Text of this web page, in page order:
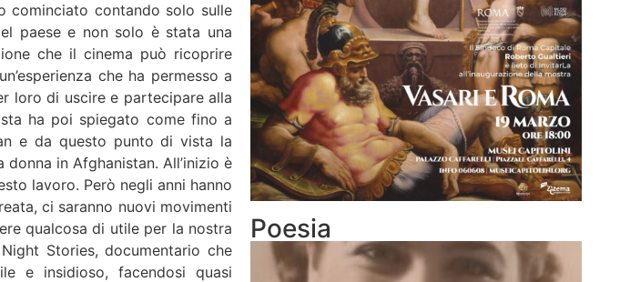
cominciato contando solo sulle
paese e non solo è stata una
che il cinema può ricoprire
che ha permesso a
loro di uscire e partecipare alla
ha poi spiegato come fino a
e da questo punto di vista la
in Afghanistan. All’inizio è
lavoro. Però negli anni hanno
ci saranno nuovi movimenti
qualcosa di utile per la nostra
Stories, documentario che
e insidioso, facendosi quasi
Poesia